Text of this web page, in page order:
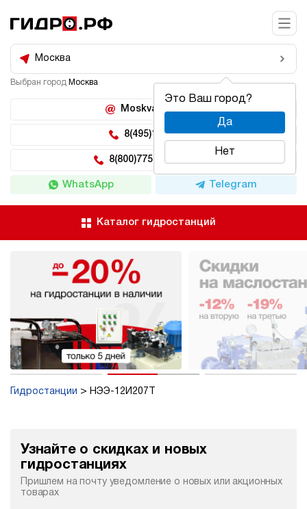
Москва
Это Ваш город?
Да
Нет
Выбран город Москва
Moskva@hidro.ru
8(495)150-04-62
8(800)775-04-62 доб 2
WhatsApp Telegram
Каталог гидростанций
Гидростанции НЭЭ-12И207Т
Узнайте о скидках и новых
гидростанциях
Пришлем на почту уведомление о новых или акционных
товарах